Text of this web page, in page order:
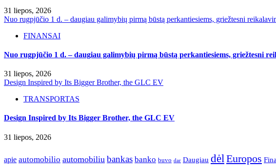
31 liepos, 2026
Nuo rugpjūčio 1 d. – daugiau galimybių pirmą būstą perkantiesiems, griežtesni
FINANSAI
Nuo rugpjūčio 1 d. – daugiau galimybių pirmą būstą perkantiesiems, griežtesni
31 liepos, 2026
Design Inspired by Its Bigger Brother, the GLC EV
TRANSPORTAS
Design Inspired by Its Bigger Brother, the GLC EV
31 liepos, 2026
apie automobilio automobiliu bankas banko buvo dar Daugiau dėl Europos